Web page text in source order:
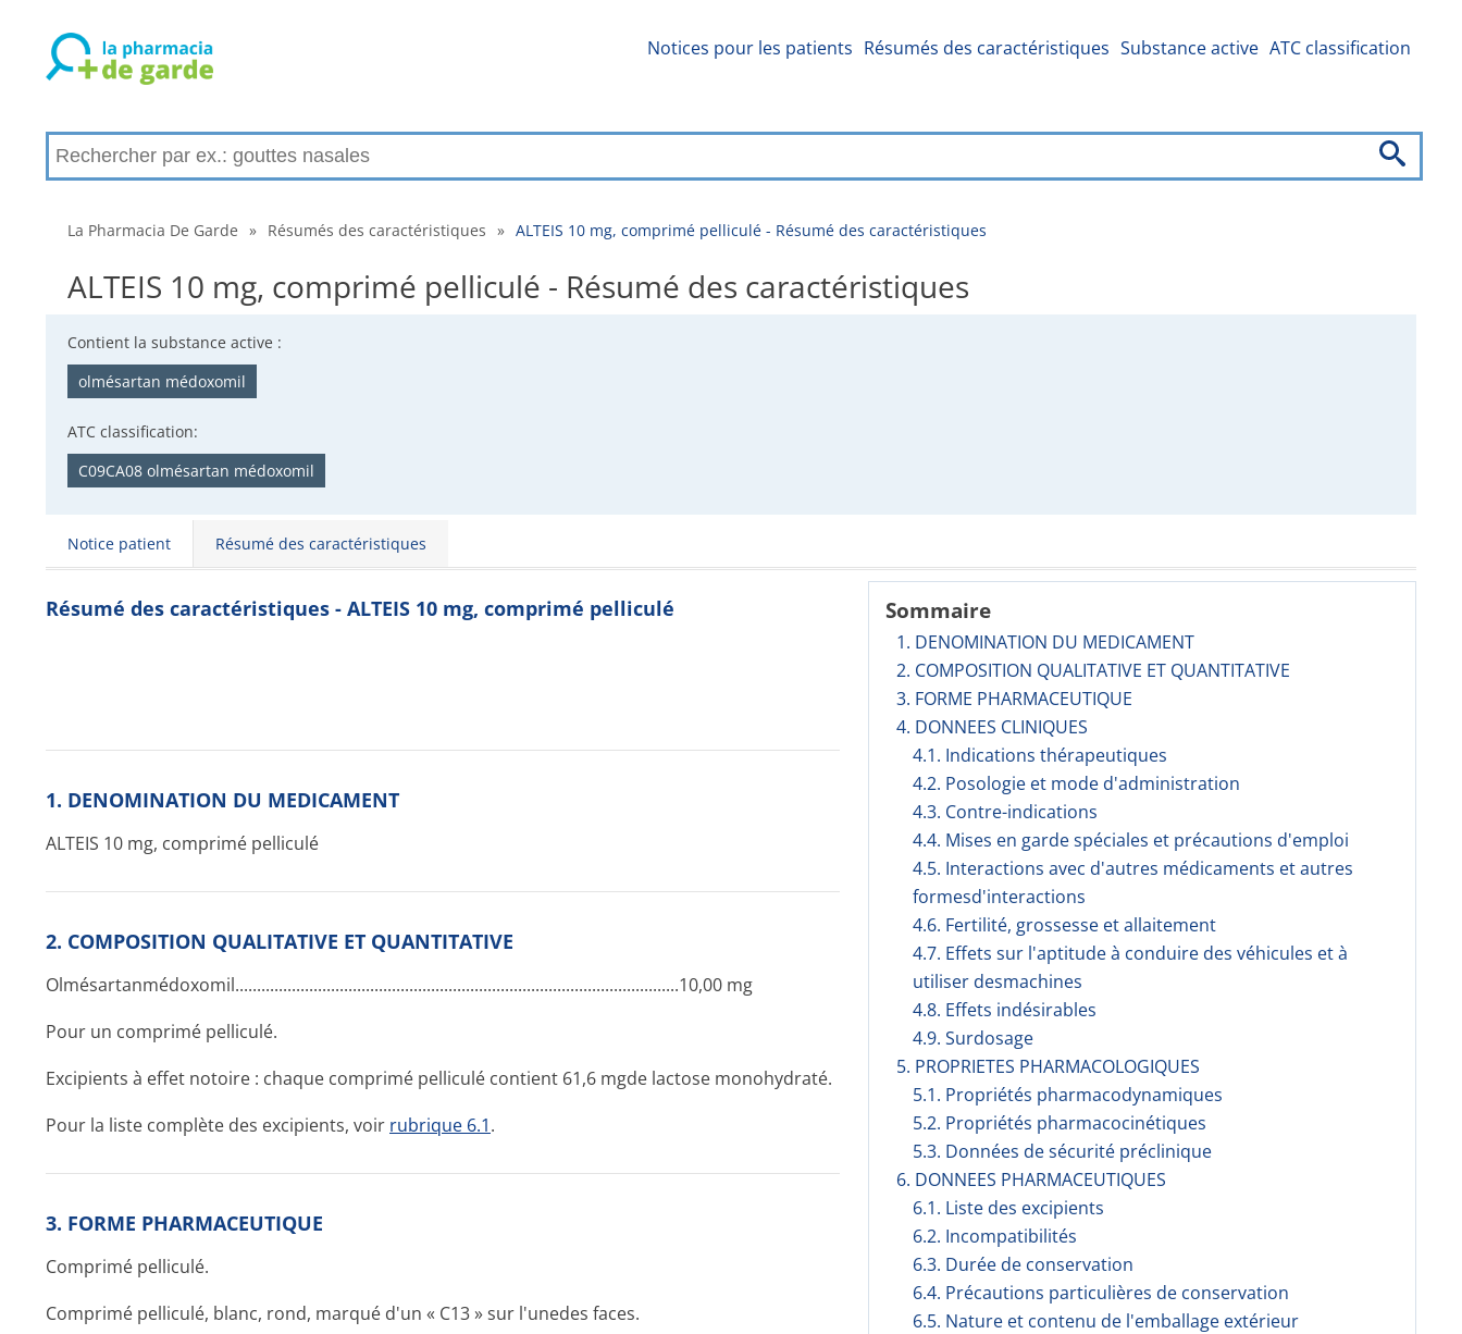
Notices pour les patients Résumés des caractéristiques Substance active ATC classification
La Pharmacia De Garde » Résumés des caractéristiques » ALTEIS 10 mg, comprimé pelliculé - Résumé des caractéristiques
ALTEIS 10 mg, comprimé pelliculé - Résumé des caractéristiques
Contient la substance active :
olmésartan médoxomil
ATC classification:
C09CA08 olmésartan médoxomil
Notice patient Résumé des caractéristiques
Sommaire
1. DENOMINATION DU MEDICAMENT
2. COMPOSITION QUALITATIVE ET QUANTITATIVE
3. FORME PHARMACEUTIQUE
4. DONNEES CLINIQUES
4.1. Indications thérapeutiques
4.2. Posologie et mode d'administration
4.3. Contre-indications
4.4. Mises en garde spéciales et précautions d'emploi
4.5. Interactions avec d'autres médicaments et autres
formesd'interactions
4.6. Fertilité, grossesse et allaitement
4.7. Effets sur l'aptitude à conduire des véhicules et à
utiliser desmachines
4.8. Effets indésirables
4.9. Surdosage
5. PROPRIETES PHARMACOLOGIQUES
5.1. Propriétés pharmacodynami­ques
5.2. Propriétés pharmacocinéti­ques
5.3. Données de sécurité préclinique
6. DONNEES PHARMACEUTIQUES
6.1. Liste des excipients
6.2. Incompati­bilités
6.3. Durée de conservation
6.4. Précautions particulières de conservation
6.5. Nature et contenu de l'emballage extérieur
Résumé des caractéristiques - ALTEIS 10 mg, comprimé pelliculé
1. DENOMINATION DU MEDICAMENT
ALTEIS 10 mg, comprimé pelliculé
2. COMPOSITION QUALITATIVE ET QUANTITATIVE
Olmésartanmédo­xomil........­.............­.............­.............­.............­.............­.............­.............­...10,00 mg
Pour un comprimé pelliculé.
Excipients à effet notoire : chaque comprimé pelliculé contient 61,6 mgde lactose monohydraté.
Pour la liste complète des excipients, voir rubrique 6.1.
3. FORME PHARMACEUTIQUE
Comprimé pelliculé.
Comprimé pelliculé, blanc, rond, marqué d'un « C13 » sur l'unedes faces.